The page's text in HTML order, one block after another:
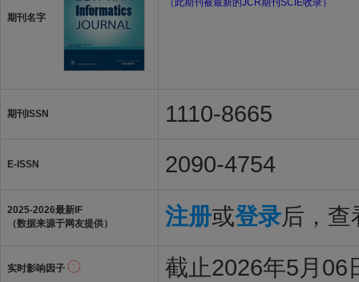
期刊名字
（此期刊被最新的JCR期刊SCIE收录）
期刊ISSN 1110-8665
E-ISSN 2090-4754
2025-2026最新IF
（数据来源于网友提供）
注册或登录后，查
实时影响因子 截止2026年5月06